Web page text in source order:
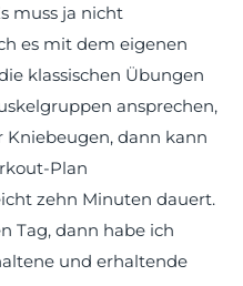
muss ja nicht
es mit dem eigenen
klassischen Übungen
ansprechen,
Kniebeugen, dann kann
Plan
zehn Minuten dauert.
Tag, dann habe ich
und erhaltende